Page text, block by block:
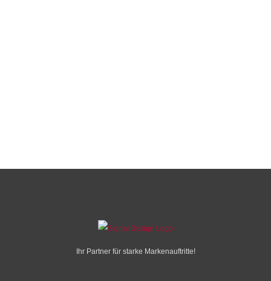
Ihr Partner für starke Markenauftritte!